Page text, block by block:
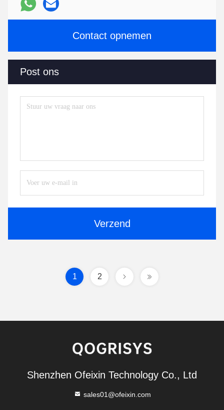
Contact opnemen
Post ons
Verzend
1 2
Shenzhen Ofeixin Technology Co., Ltd
sales01@ofeixin.com